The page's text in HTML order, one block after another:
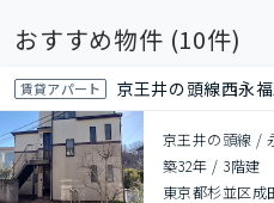
おすすめ物件 (10件)
賃貸アパート 京王井の頭線西永
京王井の頭線 /
築32年 / 3階建
東京都杉並区成